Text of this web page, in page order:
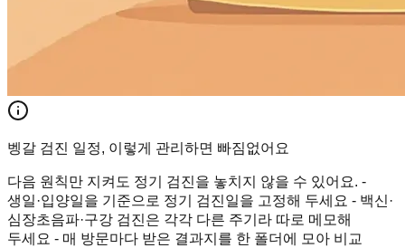
벵갈 검진 일정, 이렇게 관리하면 빠짐없어요
다음 원칙만 지켜도 정기 검진을 놓치지 않을 수 있어요. -
생일·입양일을 기준으로 정기 검진일을 고정해 두세요 - 백신·
심장초음파·구강 검진은 각각 다른 주기라 따로 메모해
두세요 - 매 방문마다 받은 결과지를 한 폴더에 모아 비교